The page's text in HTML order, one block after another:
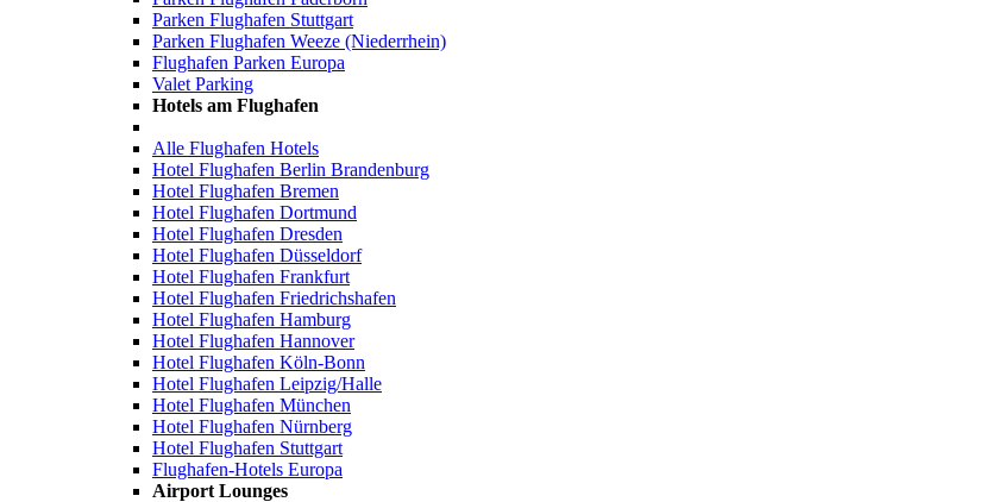
Parken Flughafen Stuttgart
Parken Flughafen Weeze (Niederrhein)
Flughafen Parken Europa
Valet Parking
Hotels am Flughafen
Alle Flughafen Hotels
Hotel Flughafen Berlin Brandenburg
Hotel Flughafen Bremen
Hotel Flughafen Dortmund
Hotel Flughafen Dresden
Hotel Flughafen Düsseldorf
Hotel Flughafen Frankfurt
Hotel Flughafen Friedrichshafen
Hotel Flughafen Hamburg
Hotel Flughafen Hannover
Hotel Flughafen Köln-Bonn
Hotel Flughafen Leipzig/Halle
Hotel Flughafen München
Hotel Flughafen Nürnberg
Hotel Flughafen Stuttgart
Flughafen-Hotels Europa
Airport Lounges